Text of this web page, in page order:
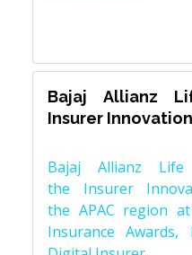
Bajaj Allianz
Insurer
Bajaj Allianz
the Insurer
the APAC region
Insurance